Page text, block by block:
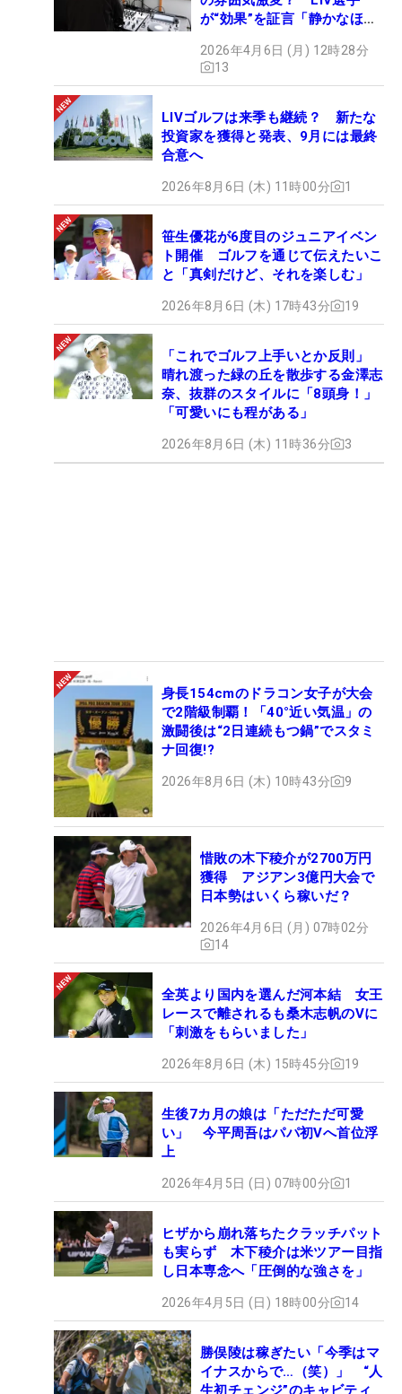
が“効果”を証言「静かなほう
2026年4月6日 (月) 12時28分
13
LIVゴルフは来季も継続？ 新たな
投資家を獲得と発表、9月には最終
合意へ
2026年8月6日 (木) 11時00分 1
笹生優花が6度目のジュニアイベン
ト開催 ゴルフを通じて伝えたいこ
と「真剣だけど、それを楽しむ」
2026年8月6日 (木) 17時43分 19
「これでゴルフ上手いとか反則」
晴れ渡った緑の丘を散歩する金澤志
奈、抜群のスタイルに「8頭身！」
「可愛いにも程がある」
2026年8月6日 (木) 11時36分 3
身長154cmのドラコン女子が大会
で2階級制覇！「40°近い気温」の
激闘後は“2日連続もつ鍋”でスタミ
ナ回復!?
2026年8月6日 (木) 10時43分 9
惜敗の木下稜介が2700万円
獲得 アジアン3億円大会で
日本勢はいくら稼いだ？
2026年4月6日 (月) 07時02分
14
全英より国内を選んだ河本結 女王
レースで離されるも桑木志帆のVに
「刺激をもらいました」
2026年8月6日 (木) 15時45分 19
生後7カ月の娘は「ただただ可愛
い」 今平周吾はパパ初Vへ首位浮
上
2026年4月5日 (日) 07時00分 1
ヒザから崩れ落ちたクラッチパット
も実らず 木下稜介は米ツアー目指
し日本専念へ「圧倒的な強さを」
2026年4月5日 (日) 18時00分 14
勝俣陵は稼ぎたい「今季はマ
イナスからで…（笑）」 “人
生初チェンジ”のキャビティ